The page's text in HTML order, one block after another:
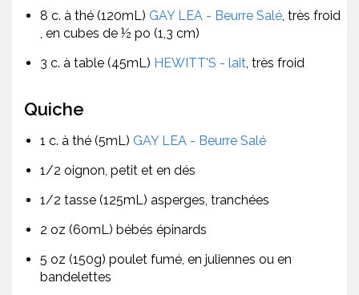
8 c. à thé (120mL) GAY LEA - Beurre Salé, très froid
, en cubes de ½ po (1,3 cm)
3 c. à table (45mL) HEWITT'S - lait, très froid
Quiche
1 c. à thé (5mL) GAY LEA - Beurre Salé
1/2 oignon, petit et en dés
1/2 tasse (125mL) asperges, tranchées
2 oz (60mL) bébés épinards
5 oz (150g) poulet fumé, en juliennes ou en
bandelettes